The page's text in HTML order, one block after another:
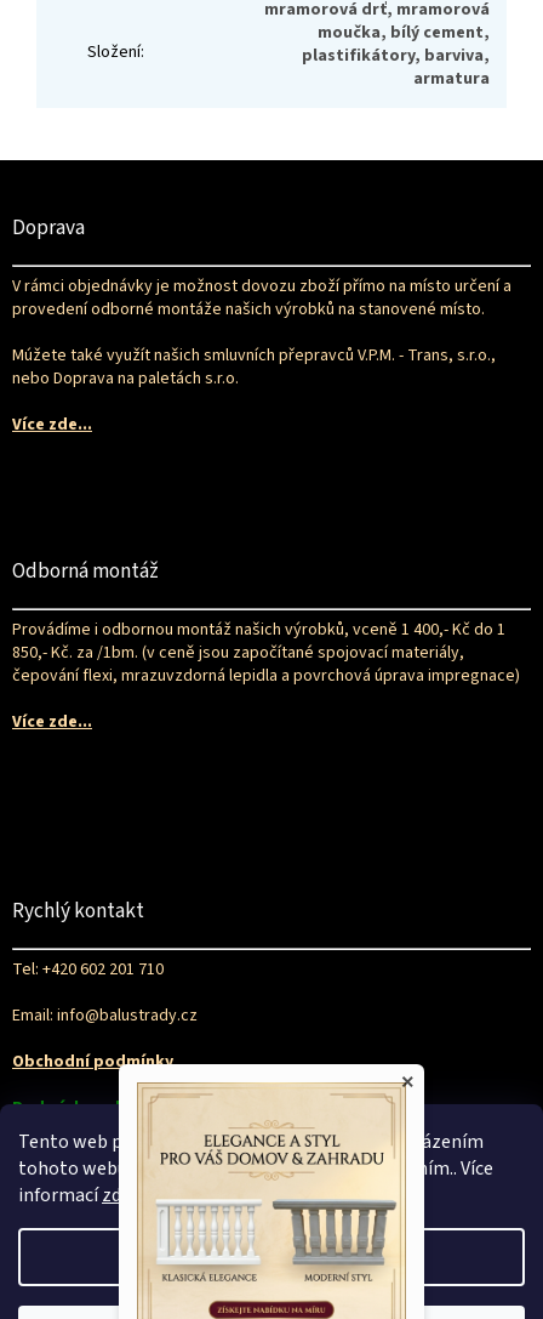
Tento web používá soubory cookie. Dalším procházením
tohoto webu vyjadřujete souhlas s jejich používáním.. Více
informacízde
Nastavení
Složení:
mramorová drť, mramorová
moučka, bílý cement,
plastifikátory, barviva,
armatura
Doprava
V rámci objednávky je možnost dovozu zboží přímo na místo určení a
provedení odborné montáže našich výrobků na stanovené místo.
Múžete také využít našich smluvních přepravců V.P.M. - Trans, s.r.o.,
nebo Doprava na paletách s.r.o.
Více zde...
Odborná montáž
Provádíme i odbornou montáž našich výrobků, vceně 1 400,- Kč do 1
850,- Kč. za /1bm. (v ceně jsou započítané spojovací materiály,
čepování flexi, mrazuvzdorná lepidla a povrchová úprava impregnace)
Více zde...
Rychlý kontakt
Tel: +420 602 201 710
Email: info@balustrady.cz
Obchodní podmínky
Podmínky ochrany osobních údajů
Vytvořil Shoptet
×